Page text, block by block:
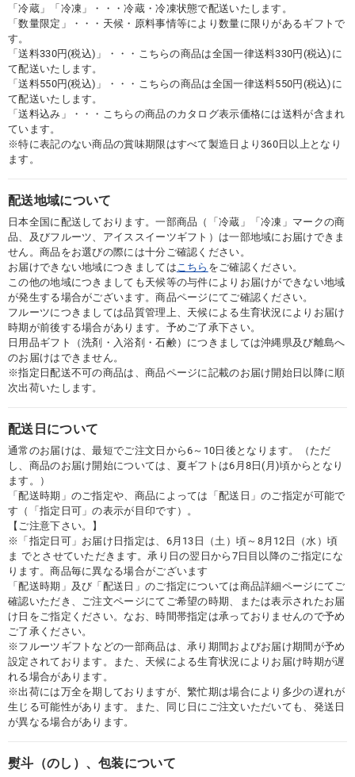
「冷蔵」「冷凍」・・・冷蔵・冷凍状態で配送いたします。
「数量限定」・・・天候・原料事情等により数量に限りがあるギフトで
す。
「送料330円(税込)」・・・こちらの商品は全国一律送料330円(税込)に
て配送いたします。
「送料550円(税込)」・・・こちらの商品は全国一律送料550円(税込)に
て配送いたします。
「送料込み」・・・こちらの商品のカタログ表示価格には送料が含まれ
ています。
※特に表記のない商品の賞味期限はすべて製造日より360日以上となり
ます。
配送地域について
日本全国に配送しております。一部商品（「冷蔵」「冷凍」マークの商
品、及びフルーツ、アイススイーツギフト）は一部地域にお届けできま
せん。商品をお選びの際には十分ご確認ください。
お届けできない地域につきましては こちら をご確認ください。
この他の地域につきましても天候等の与件によりお届けができない地域
が発生する場合がございます。商品ページにてご確認ください。
フルーツにつきましては品質管理上、天候による生育状況によりお届け
時期が前後する場合があります。予めご了承下さい。
日用品ギフト（洗剤・入浴剤・石鹸）につきましては沖縄県及び離島へ
のお届けはできません。
※指定日配送不可の商品は、商品ページに記載のお届け開始日以降に順
次出荷いたします。
配送日について
通常のお届けは、最短でご注文日から6～10日後となります。（ただ
し、商品のお届け開始については、夏ギフトは6月8日(月)頃からとなり
ます。）
「配送時期」のご指定や、商品によっては「配送日」のご指定が可能で
す（「指定日可」の表示が目印です）。
【ご注意下さい。】
※「指定日可」お届け日指定は、6月13日（土）頃～8月12日（水）頃
ま でとさせていただきます。承り日の翌日から7日目以降のご指定にな
ります。商品毎に異なる場合がございます
「配送時期」及び「配送日」のご指定については商品詳細ページにてご
確認いただき、ご注文ページにてご希望の時期、または表示されたお届
け日をご指定ください。なお、時間帯指定は承っておりませんので予め
ご了承ください。
※フルーツギフトなどの一部商品は、承り期間およびお届け期間が予め
設定されております。また、天候による生育状況によりお届け時期が遅
れる場合があります。
※出荷には万全を期しておりますが、繁忙期は場合により多少の遅れが
生じる可能性があります。また、同じ日にご注文いただいても、発送日
が異なる場合があります。
熨斗（のし）、包装について